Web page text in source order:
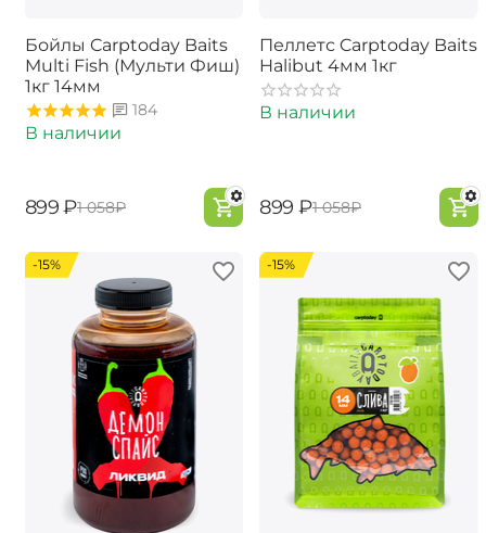
Бойлы Carptoday Baits
Multi Fish (Мульти Фиш)
1кг 14мм
184
В наличии
‍899‍ ₽‍1 058‍₽
Пеллетс Carptoday Baits
Halibut 4мм 1кг
В наличии
‍899‍ ₽‍1 058‍₽
-15% -15%